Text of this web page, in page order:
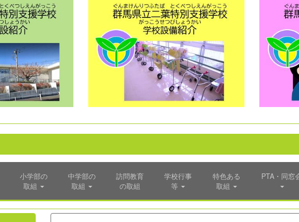
小学部の
取組
中学部の
取組
訪問教育
の取組
学校行事
等
特色ある
取組
PTA・同窓